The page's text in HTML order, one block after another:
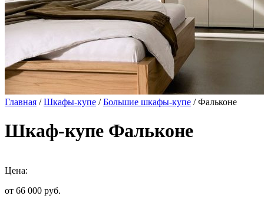
Главная /Шкафы-купе /Большие шкафы-купе / Фальконе
Шкаф-купе Фальконе
Цена:
от 66 000 руб.